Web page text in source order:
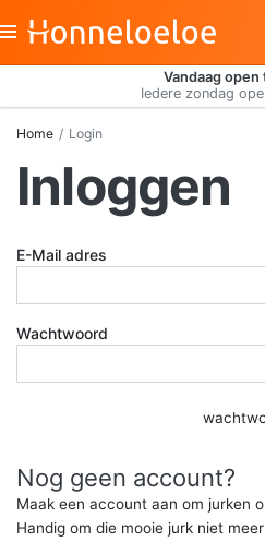
Vandaag
Iedere zondag
Home Login
Inloggen
E-Mail adres
Wachtwoord
Nog geen account?
Maak een account aan om jurken
Handig om die mooie jurk niet